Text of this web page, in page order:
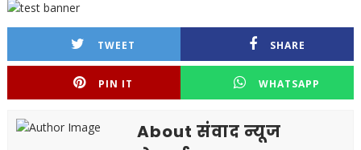
TWEET SHARE
PIN IT WHATSAPP
About संवाद न्यूज